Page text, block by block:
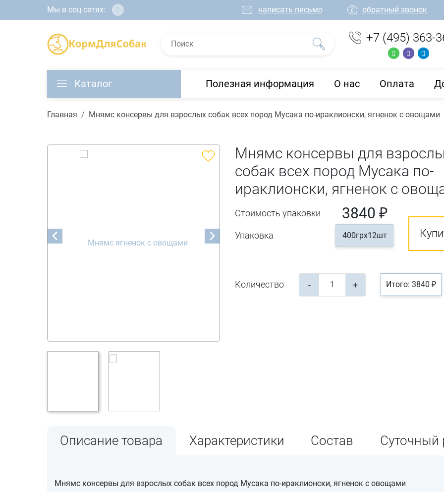
Мы в соц сетях: написать письмо обратный звонок
+7 (495) 363-
Каталог Полезная информация О нас Оплата
Главная Мнямс консервы для взрослых собак всех пород Мусака по-ираклионски, ягненок с овощами
Мнямс консервы для
собак всех пород Мусака по-
ираклионски, ягненок с
Стоимость упаковки
Упаковка
3840 ₽
400грх12шт
Количество - + Итого: 3840 ₽
Описание товара Характеристики Состав Суточный
Мнямс консервы для взрослых собак всех пород Мусака по-ираклионски, ягненок с овощами